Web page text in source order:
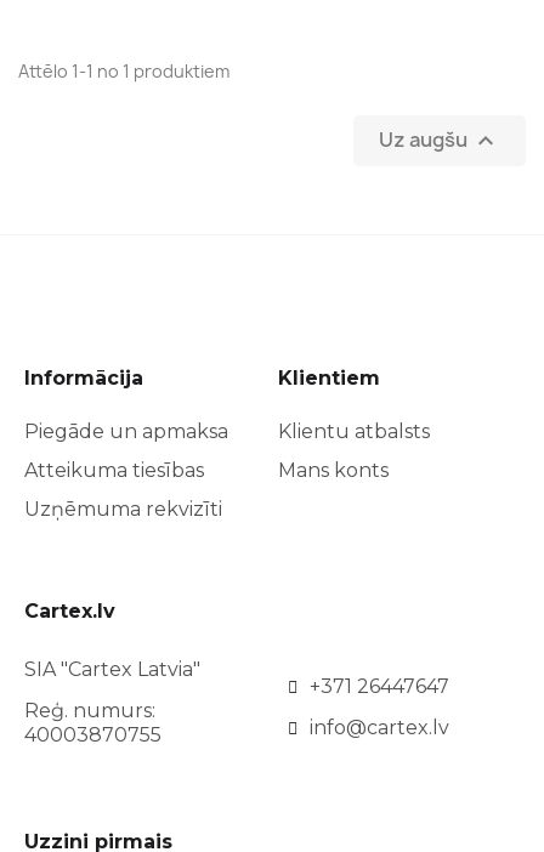
Attēlo 1-1 no 1 produktiem
Uz augšu 
Informācija
Piegāde un apmaksa
Atteikuma tiesības
Uzņēmuma rekvizīti
Klientiem
Klientu atbalsts
Mans konts
Cartex.lv
SIA "Cartex Latvia"
Reģ. numurs:
40003870755
+371 26447647
info@cartex.lv
Uzzini pirmais